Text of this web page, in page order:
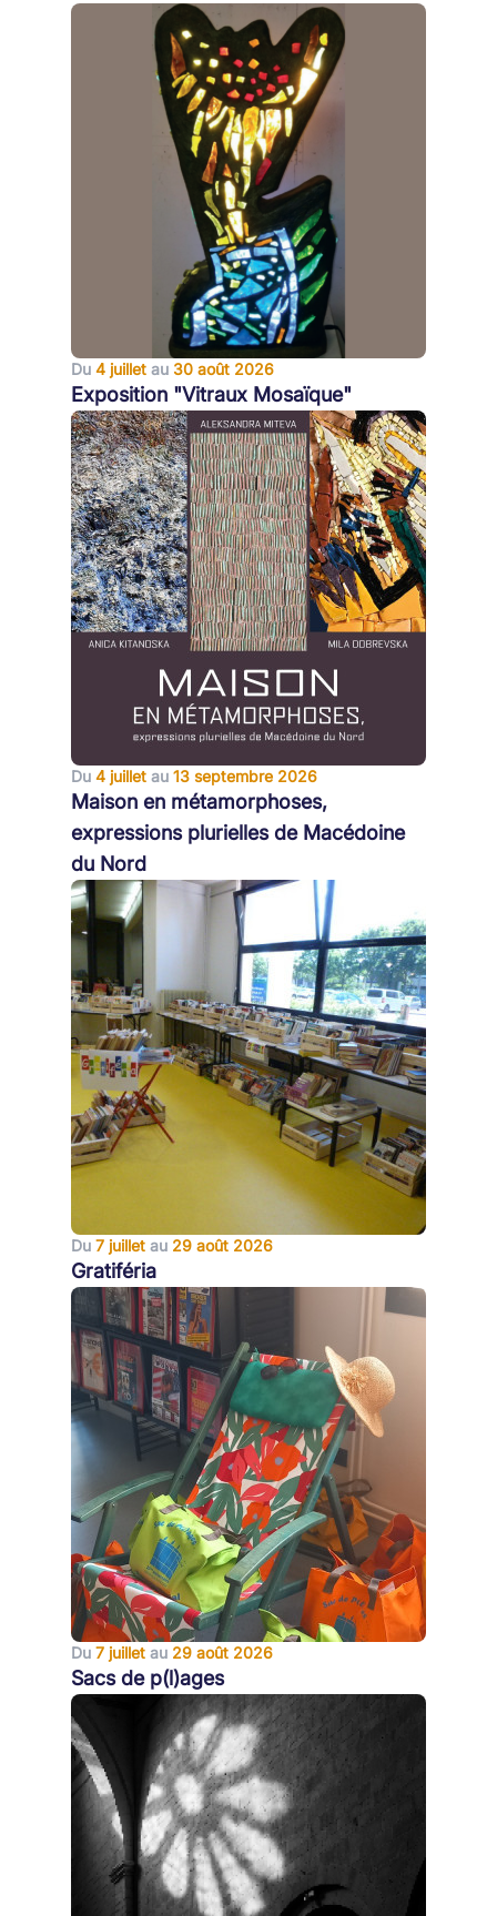
Du 4 juillet au 30 août 2026
Exposition "Vitraux Mosaïque"
Du 4 juillet au 13 septembre 2026
Maison en métamorphoses,
expressions plurielles de Macédoine
du Nord
Du 7 juillet au 29 août 2026
Gratiféria
Du 7 juillet au 29 août 2026
Sacs de p(l)ages